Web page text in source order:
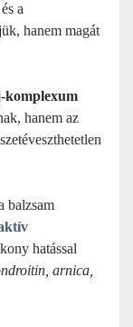
a
hanem magát
komplexum
hanem az
balzsam
hatással
arnica,